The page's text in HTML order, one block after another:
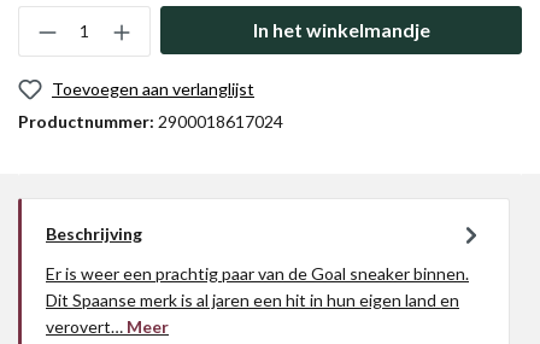
In het winkelmandje
Toevoegen aan verlanglijst
Productnummer: 2900018617024
Beschrijving
Er is weer een prachtig paar van de Goal sneaker binnen.
Dit Spaanse merk is al jaren een hit in hun eigen land en
verovert… Meer